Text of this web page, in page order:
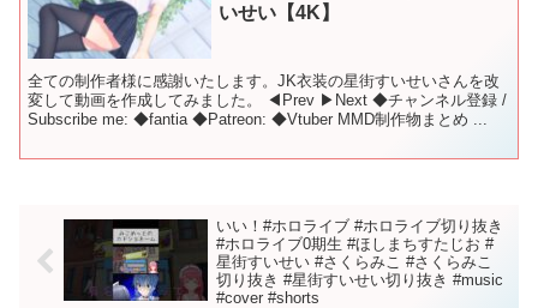
いせい【4K】
全ての制作者様に感謝いたします。JK衣装の星街すいせいさんを改
変して動画を作成してみました。 ◀Prev ▶Next ◆チャンネル登録 /
Subscribe me: ◆fantia ◆Patreon: ◆Vtuber MMD制作物まとめ ...
いい！#ホロライブ #ホロライブ切り抜き
#ホロライブ0期生 #ほしまちすたじお #
星街すいせい #さくらみこ #さくらみこ
切り抜き #星街すいせい切り抜き #music
#cover #shorts